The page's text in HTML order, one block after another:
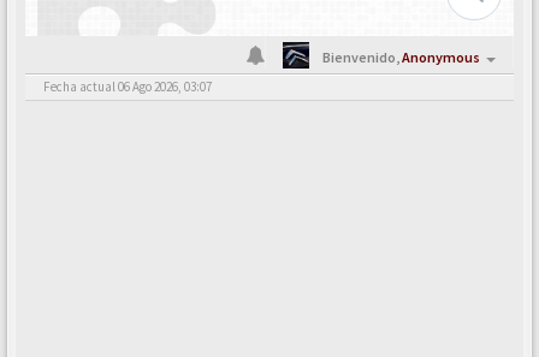
Bienvenido,Anonymous
Fecha actual 06 Ago 2026, 03:07